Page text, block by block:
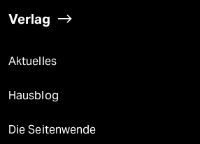
Verlag
Aktuelles
Hausblog
Die Seitenwende